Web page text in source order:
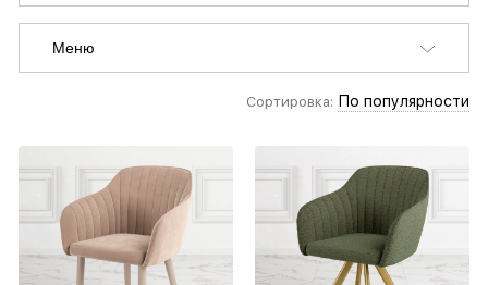
Меню
Сортировка: По популярности